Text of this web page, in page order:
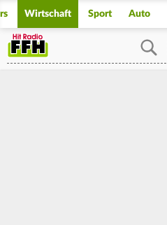
Wirtschaft Sport Auto